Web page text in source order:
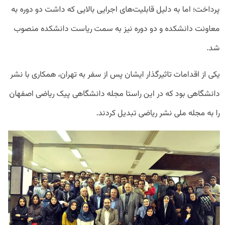
پرداخت؛ اما به دلیل قابلیت‌های اجرایی بالایی که داشت دو دوره به
معاونت دانشکده و دو دوره نیز به سمت ریاست دانشکده منصوب
شد.
یکی از اقدامات تاثیرگذار ایشان پس از سفر به تهران، همکاری با نشر
دانشگاهی بود که در این راستا مجله دانشگاهی پیک ریاضی اصفهان
را به مجله ملی نشر ریاضی تبدیل کردند.